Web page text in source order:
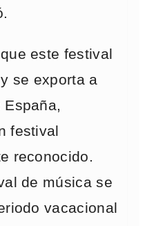
este festival
se exporta a
festival
reconocido.
de música se
vacacional